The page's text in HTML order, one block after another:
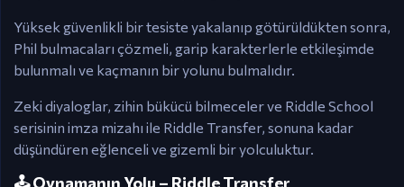
Yüksek güvenlikli bir tesiste yakalanıp götürüldükten sonra,
Phil bulmacaları çözmeli, garip karakterlerle etkileşimde
bulunmalı ve kaçmanın bir yolunu bulmalıdır.
Zeki diyaloglar, zihin bükücü bilmeceler ve Riddle School
serisinin imza mizahı ile Riddle Transfer, sonuna kadar
düşündüren eğlenceli ve gizemli bir yolculuktur.
🕹️ Oynamanın Yolu – Riddle Transfer